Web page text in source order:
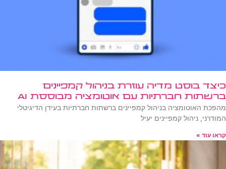
כיצד בוסט מדיה עוזרת בניהול קמפיינים
ברשתות חברתיות עם אוטומציה מבוססת AI
מהפכת האוטומציה בניהול קמפיינים ברשתות חברתיות בעידן הדיגיטלי
המודרני, ניהול קמפיינים יעיל
קראו עוד »